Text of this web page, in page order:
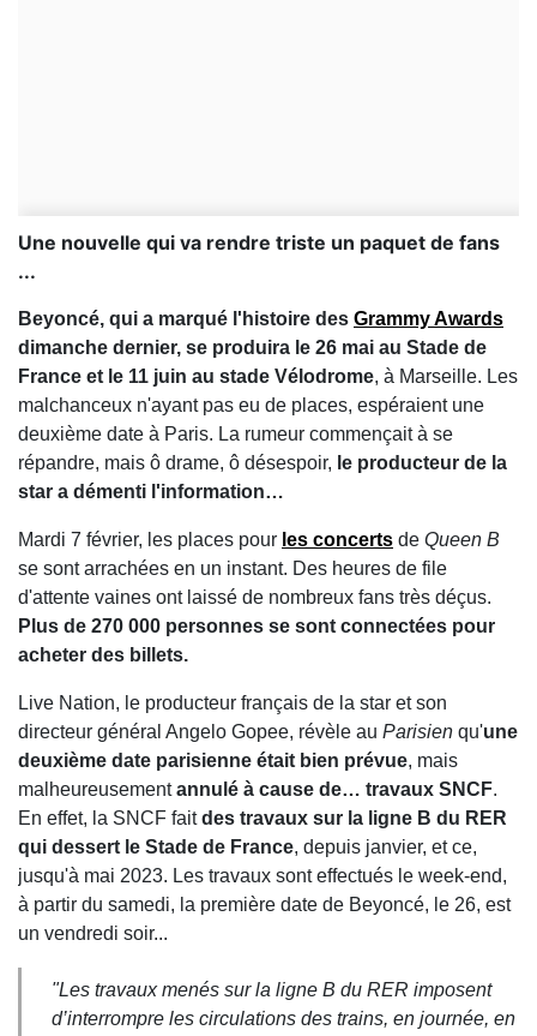
Une nouvelle qui va rendre triste un paquet de fans
...
Beyoncé, qui a marqué l'histoire des Grammy Awards
dimanche dernier, se produira le 26 mai au Stade de
France et le 11 juin au stade Vélodrome, à Marseille. Les
malchanceux n'ayant pas eu de places, espéraient une
deuxième date à Paris. La rumeur commençait à se
répandre, mais ô drame, ô désespoir, le producteur de la
star a démenti l'information…
Mardi 7 février, les places pour les concerts de Queen B
se sont arrachées en un instant. Des heures de file
d'attente vaines ont laissé de nombreux fans très déçus.
Plus de 270 000 personnes se sont connectées pour
acheter des billets.
Live Nation, le producteur français de la star et son
directeur général Angelo Gopee, révèle au Parisien qu'une
deuxième date parisienne était bien prévue, mais
malheureusementannulé à cause de… travaux SNCF.
En effet, la SNCF faitdes travaux sur la ligne B du RER
qui dessert le Stade de France, depuis janvier, et ce,
jusqu'à mai 2023. Les travaux sont effectués le week-end,
à partir du samedi, la première date de Beyoncé, le 26, est
un vendredi soir...
"Les travaux menés sur la ligne B du RER imposent
d’interrompre les circulations des trains, en journée, en